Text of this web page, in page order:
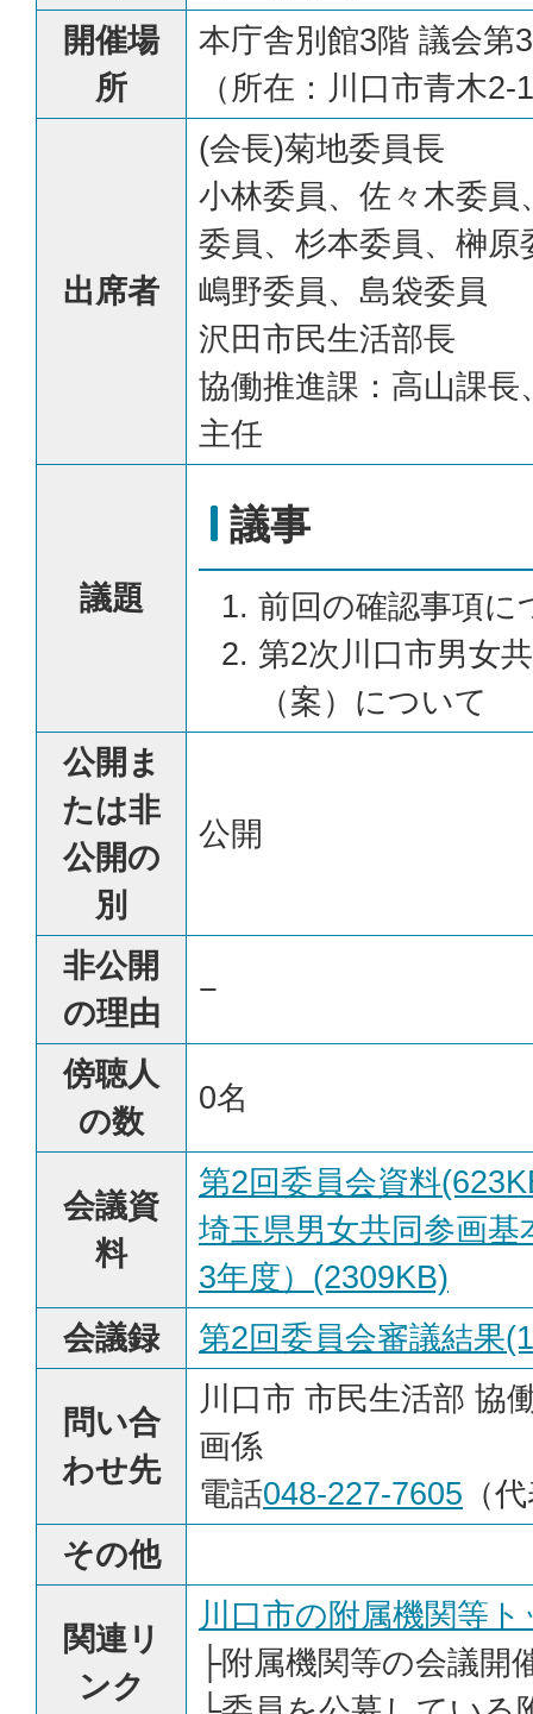
開催場
所
本庁舎別館3階 議会第
（所在：川口市青木2-
出席者
(会長)菊地委員長
小林委員、佐々木委員
委員、杉本委員、榊原
嶋野委員、島袋委員
沢田市民生活部長
協働推進課：高山課長
主任
議題
議事
前回の確認事項に
第2次川口市男女
（案）について
公開ま
たは非
公開の
別
公開
非公開
の理由
−
傍聴人
の数
0名
会議資
料
第2回委員会資料
埼玉県男女共同参画
3年度）(2309KB)
会議録
第2回委員会審議結果
問い合
わせ先
川口市 市民生活部 協
画係
電話048-227-7605 （
その他
関連リ
ンク
川口市の附属機関等
├附属機関等の会議開